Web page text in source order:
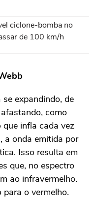
ciclone-bomba no
de 100 km/h
expandindo, de
como
infla cada vez
a onda emitida por
Isso resulta em
que, no espectro
ao infravermelho.
o vermelho.